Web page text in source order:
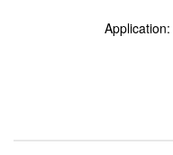
Application: